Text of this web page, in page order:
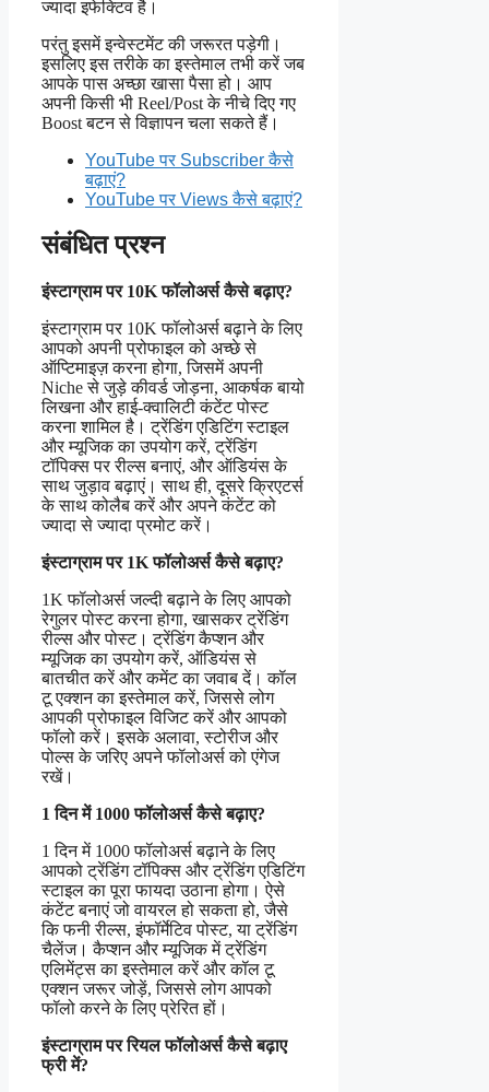
ज्यादा इफेक्टिव है।
परंतु इसमें इन्वेस्टमेंट की जरूरत पड़ेगी।
इसलिए इस तरीके का इस्तेमाल तभी करें जब
आपके पास अच्छा खासा पैसा हो। आप
अपनी किसी भी Reel/Post के नीचे दिए गए
Boost बटन से विज्ञापन चला सकते हैं।
YouTube पर Subscriber कैसे
बढ़ाएं?
YouTube पर Views कैसे बढ़ाएं?
संबंधित प्रश्न
इंस्टाग्राम पर 10K फॉलोअर्स कैसे बढ़ाए?
इंस्टाग्राम पर 10K फॉलोअर्स बढ़ाने के लिए
आपको अपनी प्रोफाइल को अच्छे से
ऑप्टिमाइज़ करना होगा, जिसमें अपनी
Niche से जुड़े कीवर्ड जोड़ना, आकर्षक बायो
लिखना और हाई-क्वालिटी कंटेंट पोस्ट
करना शामिल है। ट्रेंडिंग एडिटिंग स्टाइल
और म्यूजिक का उपयोग करें, ट्रेंडिंग
टॉपिक्स पर रील्स बनाएं, और ऑडियंस के
साथ जुड़ाव बढ़ाएं। साथ ही, दूसरे क्रिएटर्स
के साथ कोलैब करें और अपने कंटेंट को
ज्यादा से ज्यादा प्रमोट करें।
इंस्टाग्राम पर 1K फॉलोअर्स कैसे बढ़ाए?
1K फॉलोअर्स जल्दी बढ़ाने के लिए आपको
रेगुलर पोस्ट करना होगा, खासकर ट्रेंडिंग
रील्स और पोस्ट। ट्रेंडिंग कैप्शन और
म्यूजिक का उपयोग करें, ऑडियंस से
बातचीत करें और कमेंट का जवाब दें। कॉल
टू एक्शन का इस्तेमाल करें, जिससे लोग
आपकी प्रोफाइल विजिट करें और आपको
फॉलो करें। इसके अलावा, स्टोरीज और
पोल्स के जरिए अपने फॉलोअर्स को एंगेज
रखें।
1 दिन में 1000 फॉलोअर्स कैसे बढ़ाए?
1 दिन में 1000 फॉलोअर्स बढ़ाने के लिए
आपको ट्रेंडिंग टॉपिक्स और ट्रेंडिंग एडिटिंग
स्टाइल का पूरा फायदा उठाना होगा। ऐसे
कंटेंट बनाएं जो वायरल हो सकता हो, जैसे
कि फनी रील्स, इंफॉर्मेटिव पोस्ट, या ट्रेंडिंग
चैलेंज। कैप्शन और म्यूजिक में ट्रेंडिंग
एलिमेंट्स का इस्तेमाल करें और कॉल टू
एक्शन जरूर जोड़ें, जिससे लोग आपको
फॉलो करने के लिए प्रेरित हों।
इंस्टाग्राम पर रियल फॉलोअर्स कैसे बढ़ाए
फ्री में?